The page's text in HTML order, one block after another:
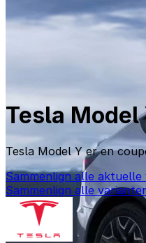
Tesla Model
Tesla Model Y er en
Sammenlign alle
Sammenlign alle